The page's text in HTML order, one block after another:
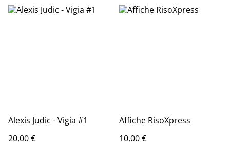
Alexis Judic - Vigia #1
20,00 €
Affiche RisoXpress
10,00 €